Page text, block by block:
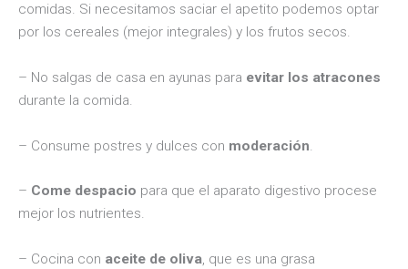
comidas. Si necesitamos saciar el apetito podemos optar
por los cereales (mejor integrales) y los frutos secos.
– No salgas de casa en ayunas para evitar los atracones
durante la comida.
– Consume postres y dulces con moderación.
– Come despacio para que el aparato digestivo procese
mejor los nutrientes.
– Cocina con aceite de oliva, que es una grasa